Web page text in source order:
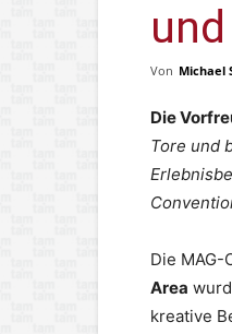
Von Michael
Die
Tore und
Die
Area
kreative